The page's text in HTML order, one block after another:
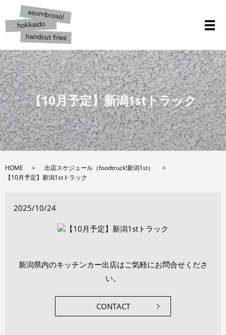
メ
【10月予定】新潟1stトラック
HOME
出店スケジュール（foodtruck!新潟1st）
【10月予定】新潟1stトラック
2025/10/24
新潟県内のキッチンカー出店はご気軽にお問合せくださ
い。
CONTACT